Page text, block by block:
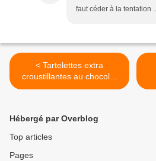
faut céder à la tentation
< Tartelettes extra
croustillantes au chocolat
épicé
Hébergé par Overblog
Top articles
Pages